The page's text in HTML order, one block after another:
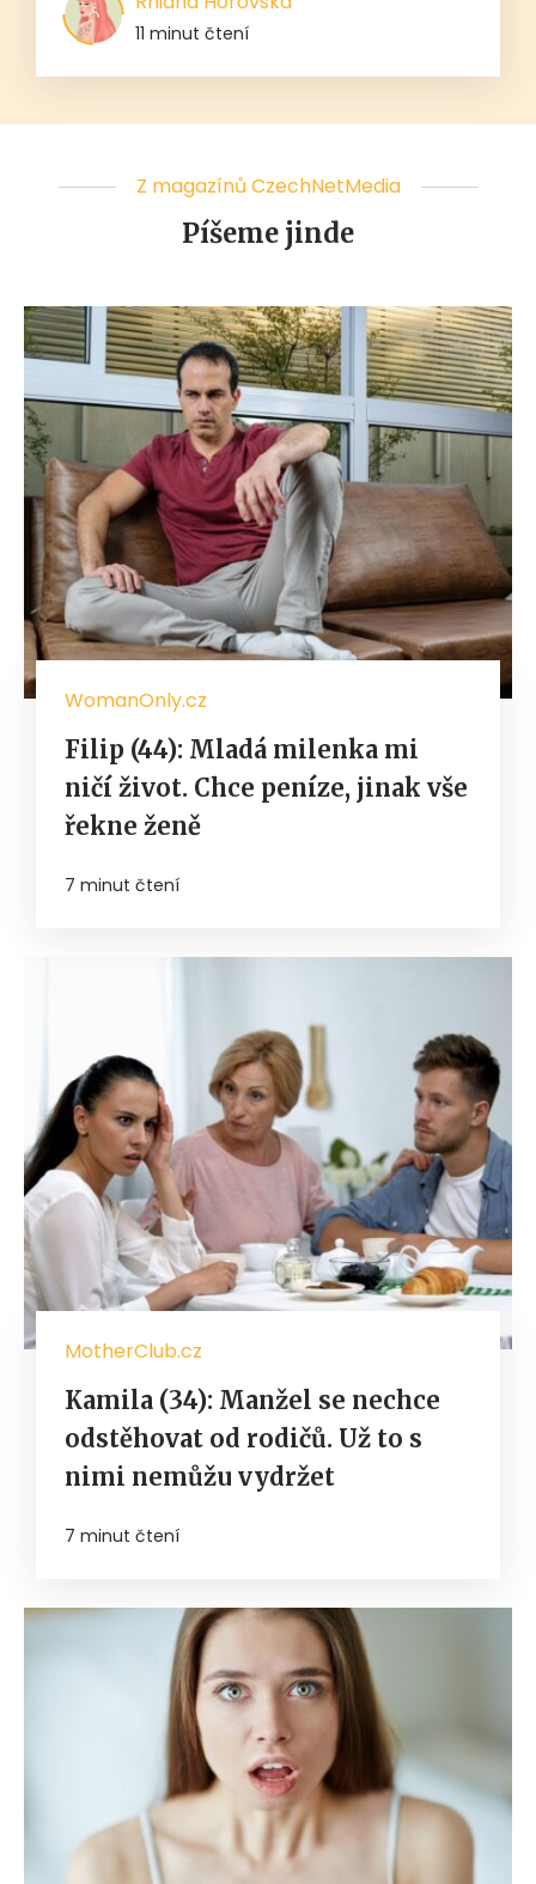
11 minut čtení
Z magazínů CzechNetMedia
Píšeme jinde
WomanOnly.cz
Filip (44): Mladá milenka mi
ničí život. Chce peníze, jinak vše
řekne ženě
7 minut čtení
MotherClub.cz
Kamila (34): Manžel se nechce
odstěhovat od rodičů. Už to s
nimi nemůžu vydržet
7 minut čtení